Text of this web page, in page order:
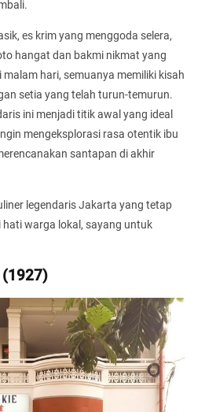
es krim yang menggoda selera,
hangat dan bakmi nikmat yang
hari, semuanya memiliki kisah
setia yang telah turun-temurun.
ini menjadi titik awal yang ideal
mengeksplorasi rasa otentik ibu
santapan di akhir
legendaris Jakarta yang tetap
hati warga lokal, sayang untuk
(1927)